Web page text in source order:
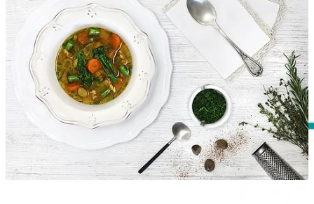
Desayuno de la semana:carrot cake
Lunes